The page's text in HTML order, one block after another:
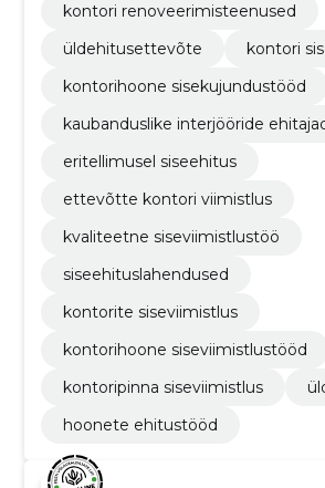
kontori renoveerimisteenused
üldehitusettevõte
kontori
kontorihoone sisekujundustööd
kaubanduslike interjööride
eritellimusel siseehitus
ettevõtte kontori viimistlus
kvaliteetne siseviimistlustöö
siseehituslahendused
kontorite siseviimistlus
kontorihoone siseviimistlustööd
kontoripinna siseviimistlus
hoonete ehitustööd